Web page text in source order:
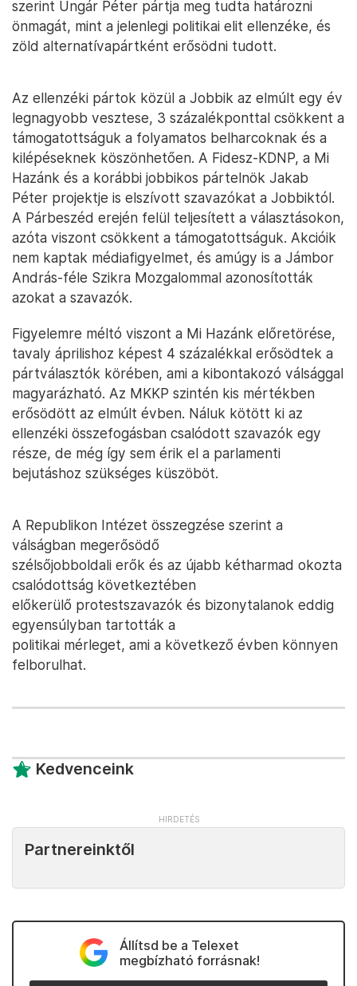
szerint Ungár Péter pártja meg tudta határozni
önmagát, mint a jelenlegi politikai elit ellenzéke, és
zöld alternatívapártként erősödni tudott.
Az ellenzéki pártok közül a Jobbik az elmúlt egy év
legnagyobb vesztese, 3 százalékponttal csökkent a
támogatottságuk a folyamatos belharcoknak és a
kilépéseknek köszönhetően. A Fidesz-KDNP, a Mi
Hazánk és a korábbi jobbikos pártelnök Jakab
Péter projektje is elszívott szavazókat a Jobbiktól.
A Párbeszéd erején felül teljesített a választásokon,
azóta viszont csökkent a támogatottságuk. Akcióik
nem kaptak médiafigyelmet, és amúgy is a Jámbor
András-féle Szikra Mozgalommal azonosították
azokat a szavazók.
Figyelemre méltó viszont a Mi Hazánk előretörése,
tavaly áprilishoz képest 4 százalékkal erősödtek a
pártválasztók körében, ami a kibontakozó válsággal
magyarázható. Az MKKP szintén kis mértékben
erősödött az elmúlt évben. Náluk kötött ki az
ellenzéki összefogásban csalódott szavazók egy
része, de még így sem érik el a parlamenti
bejutáshoz szükséges küszöböt.
A Republikon Intézet összegzése szerint a
válságban megerősödő
szélsőjobboldali erők és az újabb kétharmad okozta
csalódottság következtében
előkerülő protestszavazók és bizonytalanok eddig
egyensúlyban tartották a
politikai mérleget, ami a következő évben könnyen
felborulhat.
Kedvenceink
Partnereinktől
Állítsd be a Telexet
megbízható forrásnak!